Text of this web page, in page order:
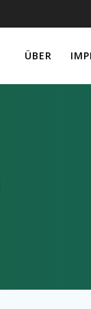
ÜBER